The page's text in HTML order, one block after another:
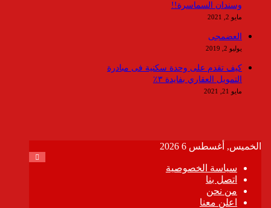
وسندان السماسرة!!
مايو 2, 2021
العضمجى
يوليو 2, 2019
كيف تقدم على وحدة سكنية فى مبادرة
التمويل العقاري بفايدة ٣٪
مايو 21, 2021